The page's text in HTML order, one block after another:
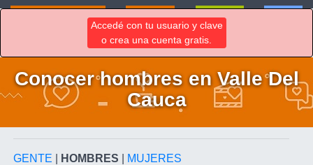
Accedé con tu usuario y clave
o crea una cuenta gratis.
Conocer hombres en Valle Del
Cauca
GENTE HOMBRES
MUJERES